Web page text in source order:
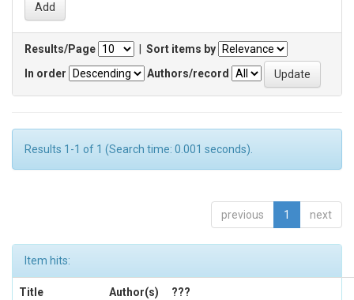
Results/Page
Sort items by
In order
Authors/record
Results 1-1 of 1 (Search time: 0.001 seconds).
previous 1 next
Item hits:
Title Author(s)
???